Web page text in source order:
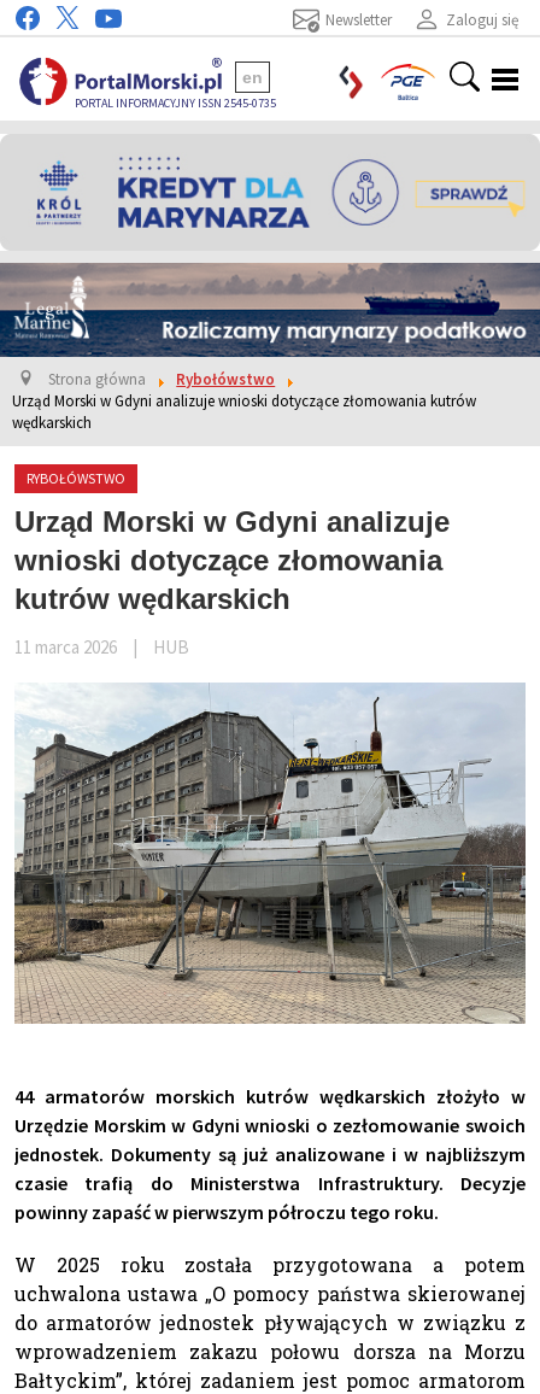
Zaloguj się
Newsletter
PORTAL INFORMACYJNY ISSN 2545-0735
en
Strona główna
Rybołówstwo
Urząd Morski w Gdyni analizuje wnioski dotyczące złomowania kutrów
wędkarskich
RYBOŁÓWSTWO
Urząd Morski w Gdyni analizuje
wnioski dotyczące złomowania
kutrów wędkarskich
11 marca 2026 HUB
44 armatorów morskich kutrów wędkarskich złożyło w
Urzędzie Morskim w Gdyni wnioski o zezłomowanie swoich
jednostek. Dokumenty są już analizowane i w najbliższym
czasie trafią do Ministerstwa Infrastruktury. Decyzje
powinny zapaść w pierwszym półroczu tego roku.
W 2025 roku została przygotowana a potem
uchwalona ustawa „O pomocy państwa skierowanej
do armatorów jednostek pływających w związku z
wprowadzeniem zakazu połowu dorsza na Morzu
Bałtyckim”, której zadaniem jest pomoc armatorom